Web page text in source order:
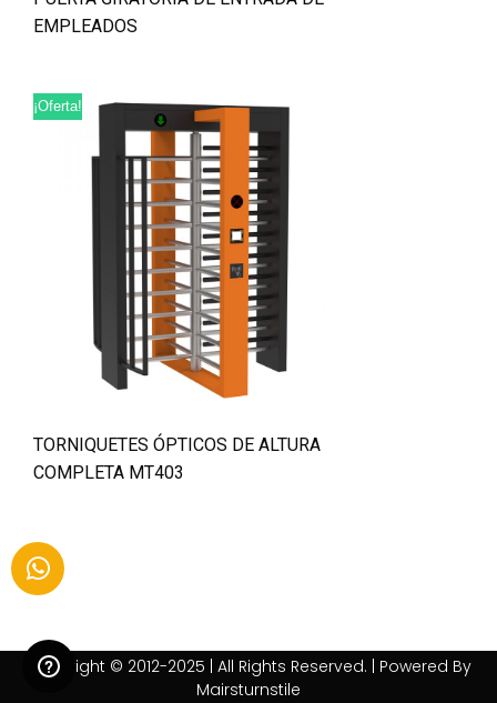
EMPLEADOS
¡Oferta!
TORNIQUETES ÓPTICOS DE ALTURA
COMPLETA MT403
Copyright © 2012-2025 | All Rights Reserved. | Powered By
Mairsturnstile